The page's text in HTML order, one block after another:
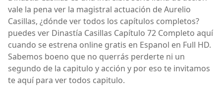
vale la pena ver la magistral actuación de Aurelio
Casillas, ¿dónde ver todos los capítulos completos?
puedes ver Dinastía Casillas Capítulo 72 Completo aquí
cuando se estrena online gratis en Espanol en Full HD.
Sabemos boeno que no querrás perderte ni un
segundo de la capitulo y acción y por eso te invitamos
te aquí para ver todos capitulo.